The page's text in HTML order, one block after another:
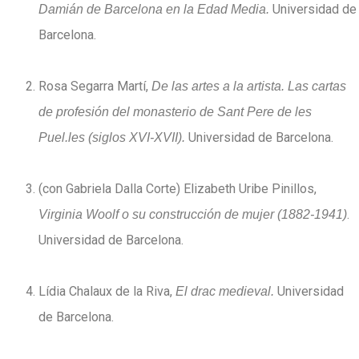
Damián de Barcelona en la Edad Media. Universidad de
Barcelona.
Rosa Segarra Martí, De las artes a la artista. Las cartas
de profesión del monasterio de Sant Pere de les
Puel.les (siglos XVI-XVII). Universidad de Barcelona.
(con Gabriela Dalla Corte) Elizabeth Uribe Pinillos,
Virginia Woolf o su construcción de mujer (1882-1941).
Universidad de Barcelona.
Lídia Chalaux de la Riva, El drac medieval. Universidad
de Barcelona.